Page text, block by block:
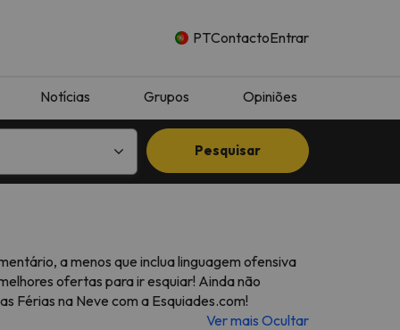
PTContactoEntrar
Notícias Grupos Opiniões
Pesquisar
a menos que inclua linguagem ofensiva
ofertas para ir esquiar! Ainda não
Férias na Neve com a Esquiades.com!
Ver mais Ocultar